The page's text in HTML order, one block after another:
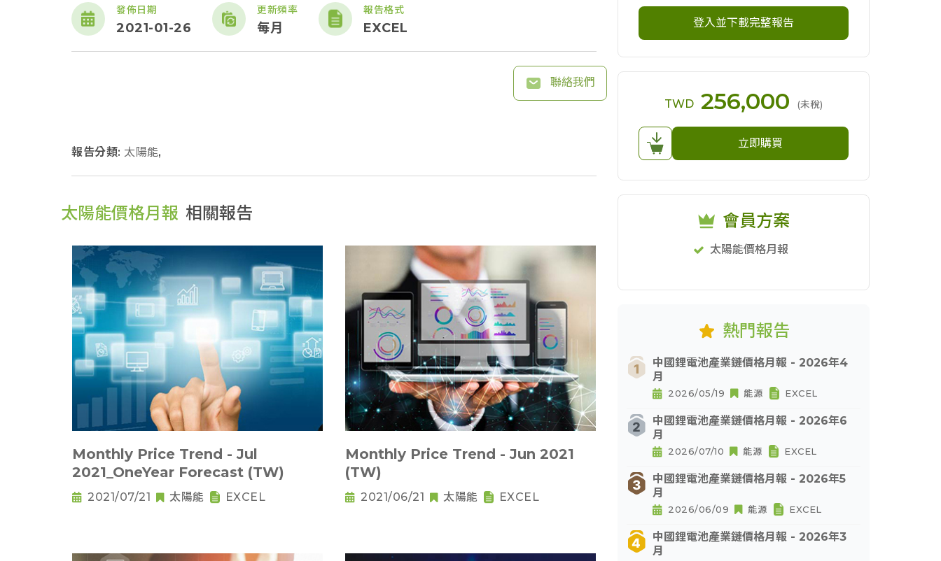
發佈日期
2021-01-26
更新頻率
每月
報告格式
EXCEL
聯絡我們
報告分類: 太陽能,
太陽能價格月報 相關報告
Monthly Price Trend - Jul
2021_OneYear Forecast (TW)
2021/07/21 太陽能 EXCEL
Monthly Price Trend - Jun 2021
(TW)
2021/06/21 太陽能 EXCEL
登入並下載完整報告
TWD 256,000 (未稅)
立即購買
會員方案
太陽能價格月報
熱門報告
中國鋰電池產業鏈價格月報 - 2026年4
月
2026/05/19 能源 EXCEL
中國鋰電池產業鏈價格月報 - 2026年6
月
2026/07/10 能源 EXCEL
中國鋰電池產業鏈價格月報 - 2026年5
月
2026/06/09 能源 EXCEL
中國鋰電池產業鏈價格月報 - 2026年3
月